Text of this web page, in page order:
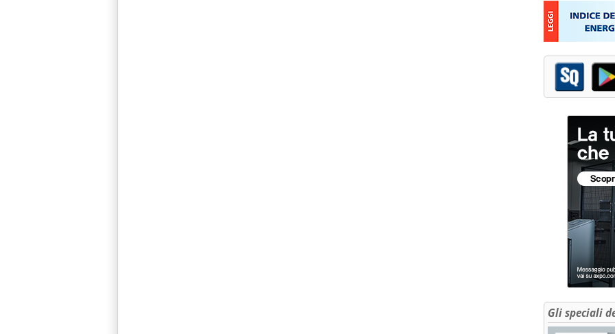
Gli speciali